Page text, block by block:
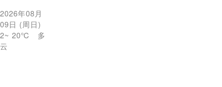
2026年08月
09日 (周日)
2~ 20℃
多
云